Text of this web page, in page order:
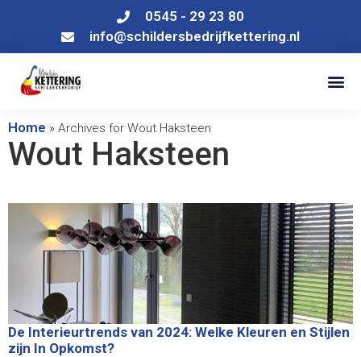
0545 - 29 23 80
info@schildersbedrijfkettering.nl
Home » Archives for Wout Haksteen
Wout Haksteen
De Interieurtrends van 2024: Welke Kleuren en Stijlen
zijn In Opkomst?